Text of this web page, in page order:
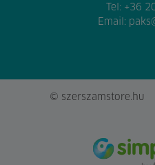
Tel: +36
Email:
© szerszamstore.hu